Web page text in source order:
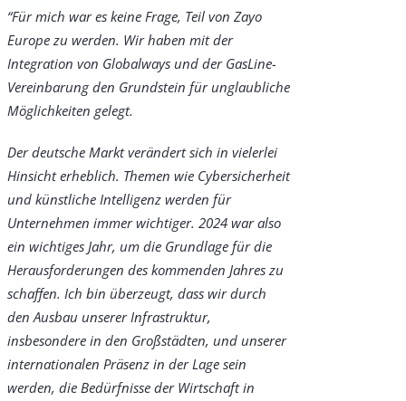
“Für mich war es keine Frage, Teil von Zayo
Europe zu werden. Wir haben mit der
Integration von Globalways und der GasLine-
Vereinbarung den Grundstein für unglaubliche
Möglichkeiten gelegt.
Der deutsche Markt verändert sich in vielerlei
Hinsicht erheblich. Themen wie Cybersicherheit
und künstliche Intelligenz werden für
Unternehmen immer wichtiger. 2024 war also
ein wichtiges Jahr, um die Grundlage für die
Herausforderungen des kommenden Jahres zu
schaffen. Ich bin überzeugt, dass wir durch
den Ausbau unserer Infrastruktur,
insbesondere in den Großstädten, und unserer
internationalen Präsenz in der Lage sein
werden, die Bedürfnisse der Wirtschaft in